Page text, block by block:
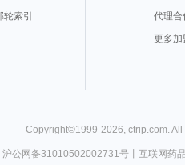
轮索引
代理合
更多加
Copyright©1999-2026 ctrip.com .
沪公网备31010502002731号丨 互联网药